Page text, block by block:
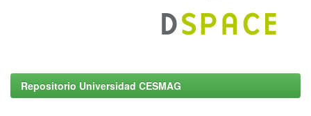
Repositorio Universidad CESMAG